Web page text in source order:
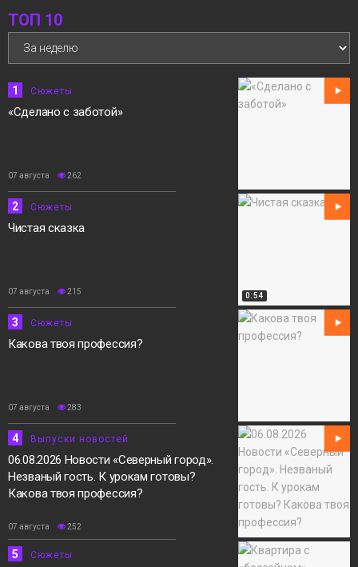
12:15
05 августа
ТОП 10
1 Сюжеты
«Сделано с заботой»
07 августа 262
0:54
2 Сюжеты
Чистая сказка
07 августа 215
3 Сюжеты
Какова твоя профессия?
07 августа 283
4 Выпуски новостей
06.08.2026 Новости «Северный город».
Незваный гость. К урокам готовы?
Какова твоя профессия?
07 августа 252
5 Сюжеты